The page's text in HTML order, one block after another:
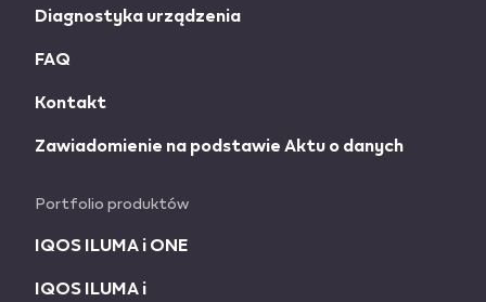
Diagnostyka urządzenia
FAQ
Kontakt
Zawiadomienie na podstawie Aktu o danych
Portfolio produktów
IQOS ILUMA i ONE
IQOS ILUMA i